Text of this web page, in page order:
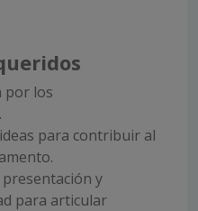
por los
para contribuir al
y
para articular